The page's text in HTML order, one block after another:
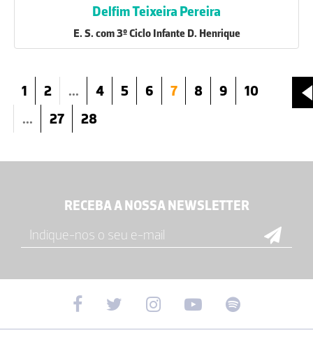
Delfim Teixeira Pereira
E. S. com 3º Ciclo Infante D. Henrique
1 2 ... 4 5 6 7 8 9
10
...
27 28
RECEBA A NOSSA NEWSLETTER